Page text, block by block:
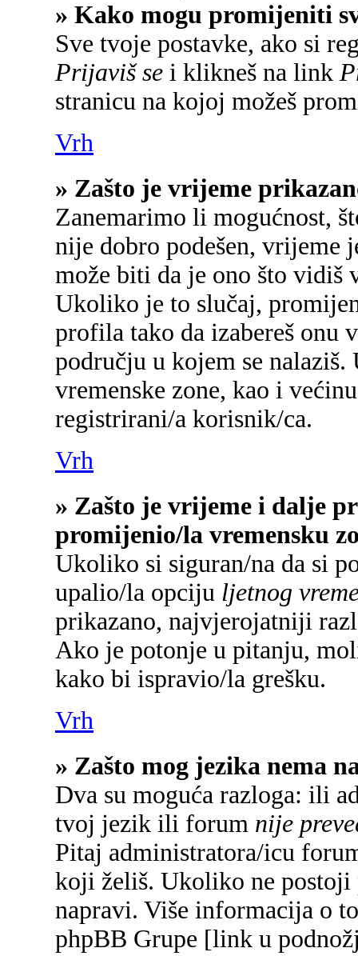
» Kako mogu promijeniti
Sve tvoje postavke, ako si
Prijaviš se i klikneš na link
stranicu na kojoj možeš
Vrh
» Zašto je vrijeme
Zanemarimo li mogućnost,
nije dobro podešen, vrijeme
može biti da je ono što vidiš
Ukoliko je to slučaj,
profila tako da izabereš onu
području u kojem se
vremenske zone, kao i
registrirani/a korisnik/ca.
Vrh
» Zašto je vrijeme i dalje
promijenio/la vremensku
Ukoliko si siguran/na da si
upalio/la opciju ljetnog
prikazano, najvjerojatniji
Ako je potonje u pitanju,
kako bi ispravio/la grešku.
Vrh
» Zašto mog jezika nema
Dva su moguća razloga: ili
tvoj jezik ili forum nije
Pitaj administratora/icu
koji želiš. Ukoliko ne
napravi. Više informacija o
phpBB Grupe [link u